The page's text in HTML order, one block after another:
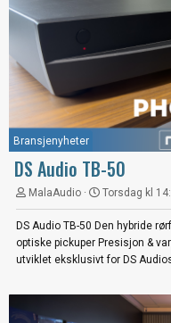
Bransjenyheter
DS Audio TB-50
MalaAudio Torsdag kl
DS Audio TB-50 Den hybride
optiske pickuper Presisjon &
utviklet eksklusivt for DS Audios